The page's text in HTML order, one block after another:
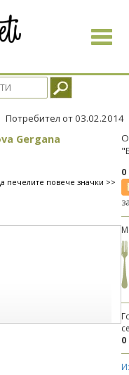
Toggle
Потребител от 03.02.2014
Gergana
печелите повече значки >>
0